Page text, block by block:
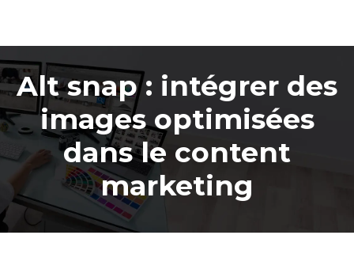
Alt snap : intégrer des
images optimisées
dans le content
marketing